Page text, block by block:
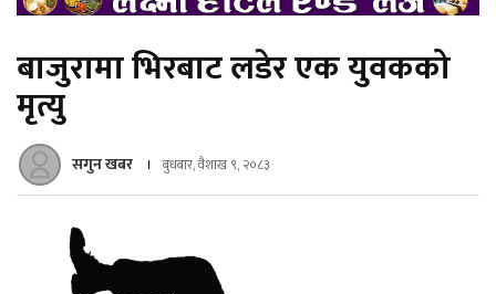
बाजुरामा भिरबाट लडेर एक युवकको
मृत्यु
सगुन खबर बुधबार, वैशाख ९, २०८३